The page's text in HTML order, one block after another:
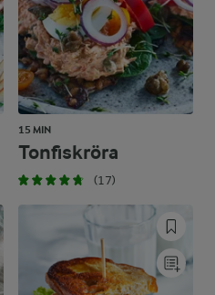
15 MIN
Tonfiskröra
(17)